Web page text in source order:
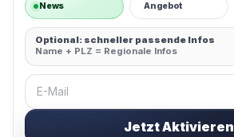
News Angebot
Optional: schneller passende Infos
Name + PLZ = Regionale Infos
E-Mail
Jetzt Aktivieren